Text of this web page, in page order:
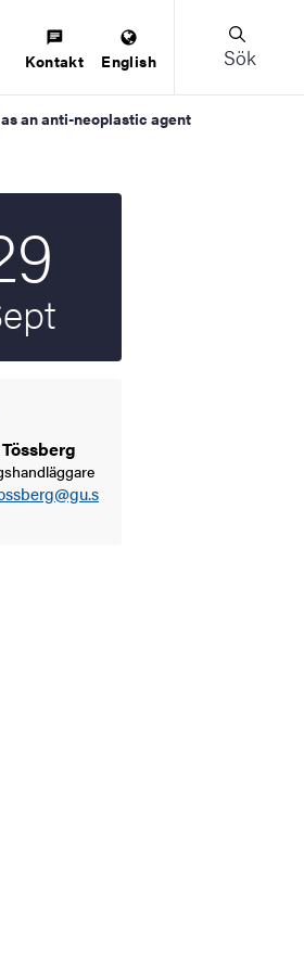
Kontakt English Sök
an anti-neoplastic agent